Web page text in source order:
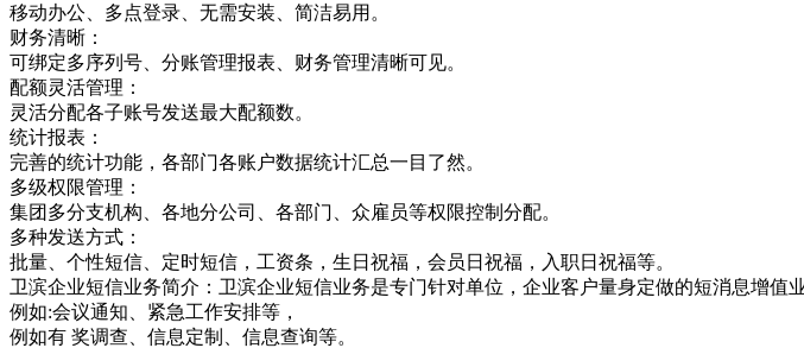
移动办公、多点登录、无需安装、简洁易用。
财务清晰：
可绑定多序列号、分账管理报表、财务管理清晰可见。
配额灵活管理：
灵活分配各子账号发送最大配额数。
统计报表：
完善的统计功能，各部门各账户数据统计汇总一目了然。
多级权限管理：
集团多分支机构、各地分公司、各部门、众雇员等权限控制分配。
多种发送方式：
批量、个性短信、定时短信，工资条，生日祝福，会员日祝福，入职日祝福等。
卫滨企业短信业务简介：卫滨企业短信业务是专门针对单位，企业客户量身定做的短消息增值
例如:会议通知、紧急工作安排等，
例如有 奖调查、信息定制、信息查询等。